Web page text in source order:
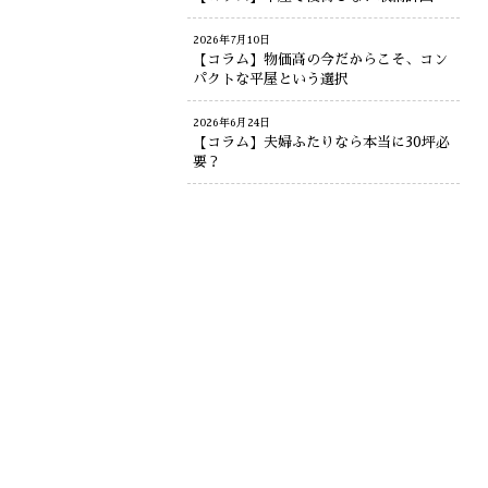
2026年7月10日
【コラム】物価高の今だからこそ、コン
パクトな平屋という選択
2026年6月24日
【コラム】夫婦ふたりなら本当に30坪必
要？